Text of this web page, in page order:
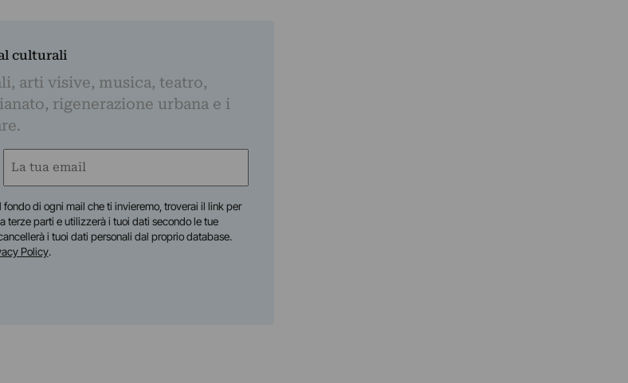
culturali
arti visive, musica, teatro,
rigenerazione urbana e i
Email
di ogni mail che ti invieremo, troverai il link per
terze parti e utilizzerà i tuoi dati secondo le tue
i tuoi dati personali dal proprio database.
Policy.